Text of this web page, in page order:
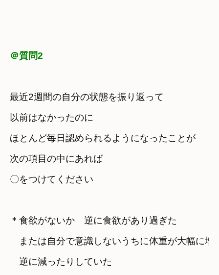
＠質問2
最近2週間の自分の状態を振り返って
以前はなかったのに
ほとんど毎日認められるようになったことが
次の項目の中にあれば
〇をつけてください
＊食欲がないか　逆に食欲があり過ぎた
または自分で意識しないうちに体重が大幅に増
逆に減ったりしていた